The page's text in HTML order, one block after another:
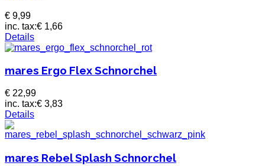
€ 9,99
inc. tax:€ 1,66
Details
mares Ergo Flex Schnorchel
€ 22,99
inc. tax:€ 3,83
Details
mares Rebel Splash Schnorchel